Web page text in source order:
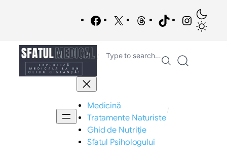
Facebook
X ThreadsTikTok
Type to search…
Medicină
Tratamente Naturiste
Ghid de Nutriție
Sfatul Psihologului